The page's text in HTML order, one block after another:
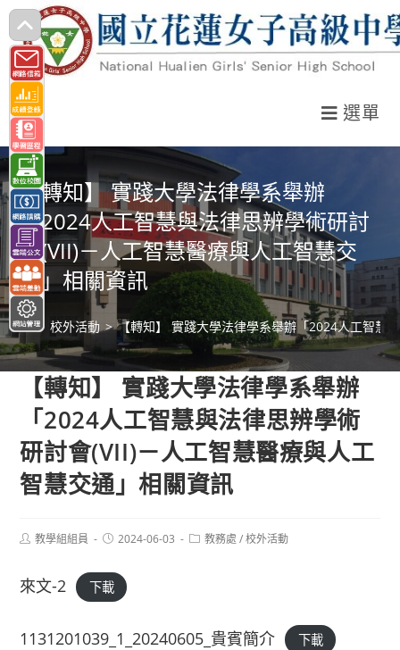
跳
轉
至
主
要
內
容
選單
【轉知】 實踐大學法律學系舉辦
「2024人工智慧與法律思辨學術研討
會(VII)－人工智慧醫療與人工智慧交
通」相關資訊
> 校外活動 > 【轉知】 實踐大學法律學系舉辦「2024人工智慧
【轉知】 實踐大學法律學系舉辦
「2024人工智慧與法律思辨學術
研討會(VII)－人工智慧醫療與人工
智慧交通」相關資訊
Post教學組組員
Post2024-06-03
Post教務處 / 校外活動
來文-2 下載
1131201039_1_20240605_貴賓簡介 下載